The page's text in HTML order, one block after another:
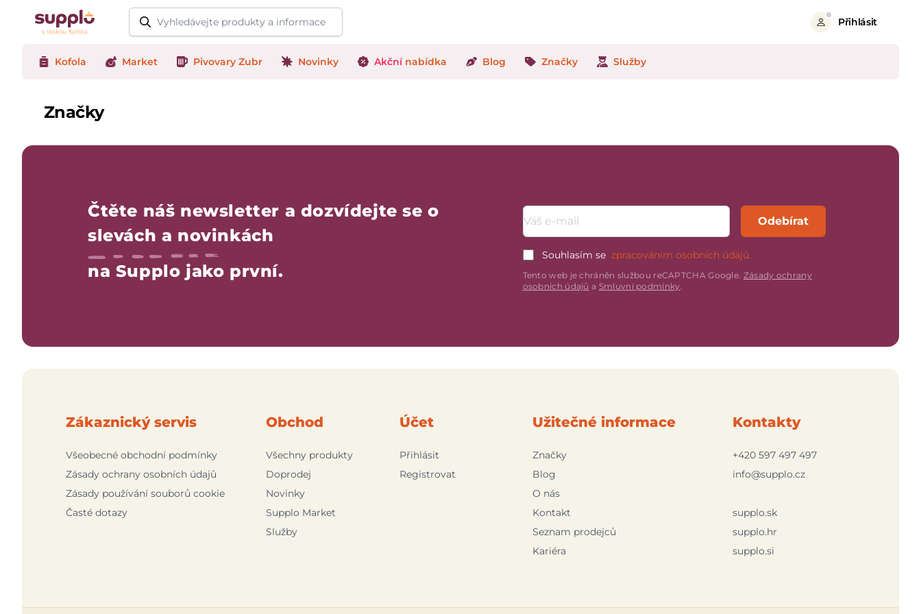
Logo
Přihlásit
Kofola Market Pivovary Zubr Novinky Akční nabídka Blog Značky Služby
Značky
Čtěte náš newsletter a dozvídejte se o
slevách a novinkách
na Supplo jako první.
Emailová adresa
Odebírat
Souhlasím se zpracováním osobních údajů.
Tento web je chráněn službou reCAPTCHA Google. Zásady ochrany
osobních údajů a Smluvní podmínky.
Zákaznický servis
Všeobecné obchodní podmínky
Zásady ochrany osobních údajů
Zásady používání souborů cookie
Časté dotazy
Obchod
Všechny produkty
Doprodej
Novinky
Supplo Market
Služby
Účet
Přihlásit
Registrovat
Užitečné informace
Značky
Blog
O nás
Kontakt
Seznam prodejců
Kariéra
Kontakty
+420 597 497 497
info@supplo.cz
supplo.sk
supplo.hr
supplo.si